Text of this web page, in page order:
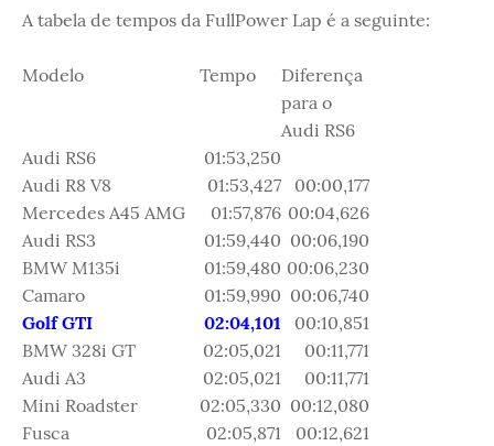
A tabela de tempos da FullPower Lap é a seguinte:
Modelo Tempo
Diferença
para o
Audi RS6
Audi RS6
01:53,250
Audi R8 V8
01:53,427
00:00,177
Mercedes A45 AMG
01:57,876 00:04,626
Audi RS3
01:59,440 00:06,190
BMW M135i
01:59,480 00:06,230
Camaro
01:59,990 00:06,740
Golf GTI
02:04,101
00:10,851
BMW 328i GT
02:05,021
00:11,771
Audi A3
02:05,021
00:11,771
Mini Roadster
02:05,330 00:12,080
Fusca
02:05,871
00:12,621